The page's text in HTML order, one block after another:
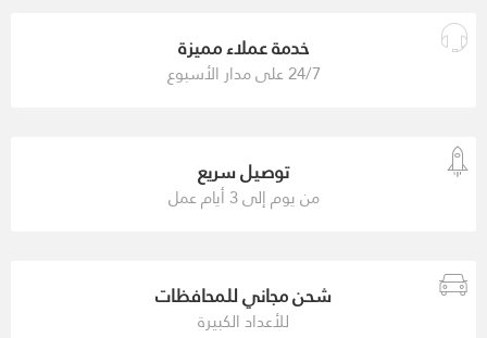
خدمة عملاء مميزة
24/7 على مدار الأسبوع
توصيل سريع
من يوم إلى 3 أيام عمل
شحن مجاني للمحافظات
للأعداد الكبيرة